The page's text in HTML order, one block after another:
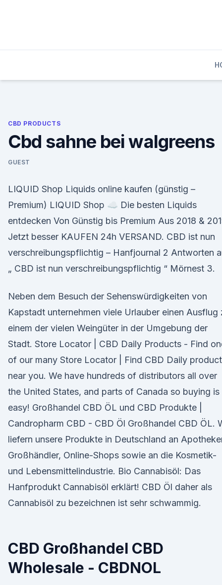
CBD PRODUCTS
Cbd sahne bei walgreens
GUEST
LIQUID Shop Liquids online kaufen (günstig –
Premium) LIQUID Shop ☁️ Die besten Liquids
entdecken Von Günstig bis Premium Aus 2018 &
Jetzt besser KAUFEN 24h VERSAND. CBD ist nun
verschreibungspflichtig – Hanfjournal 2 Antworten
„ CBD ist nun verschreibungspflichtig “ Mörnest 3.
Neben dem Besuch der Sehenswürdigkeiten von
Kapstadt unternehmen viele Urlauber einen Ausflug
einem der vielen Weingüter in der Umgebung der
Stadt. Store Locator | CBD Daily Products - Find
of our many Store Locator | Find CBD Daily
near you. We have hundreds of distributors all over
the United States, and parts of Canada so buying is
easy! Großhandel CBD ÖL und CBD Produkte |
Candropharm CBD - CBD Öl Großhandel CBD ÖL.
liefern unsere Produkte in Deutschland an
Großhändler, Online-Shops sowie an die Kosmetik-
und Lebensmittelindustrie. Bio Cannabisöl: Das
Hanfprodukt Cannabisöl erklärt! CBD Öl daher als
Cannabisöl zu bezeichnen ist sehr schwammig.
CBD Großhandel CBD
Wholesale - CBDNOL